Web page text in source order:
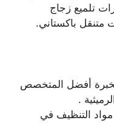
تلميع زجاج
متنقل باكستاني.
أفضل المتخصص
.
التنظيف في